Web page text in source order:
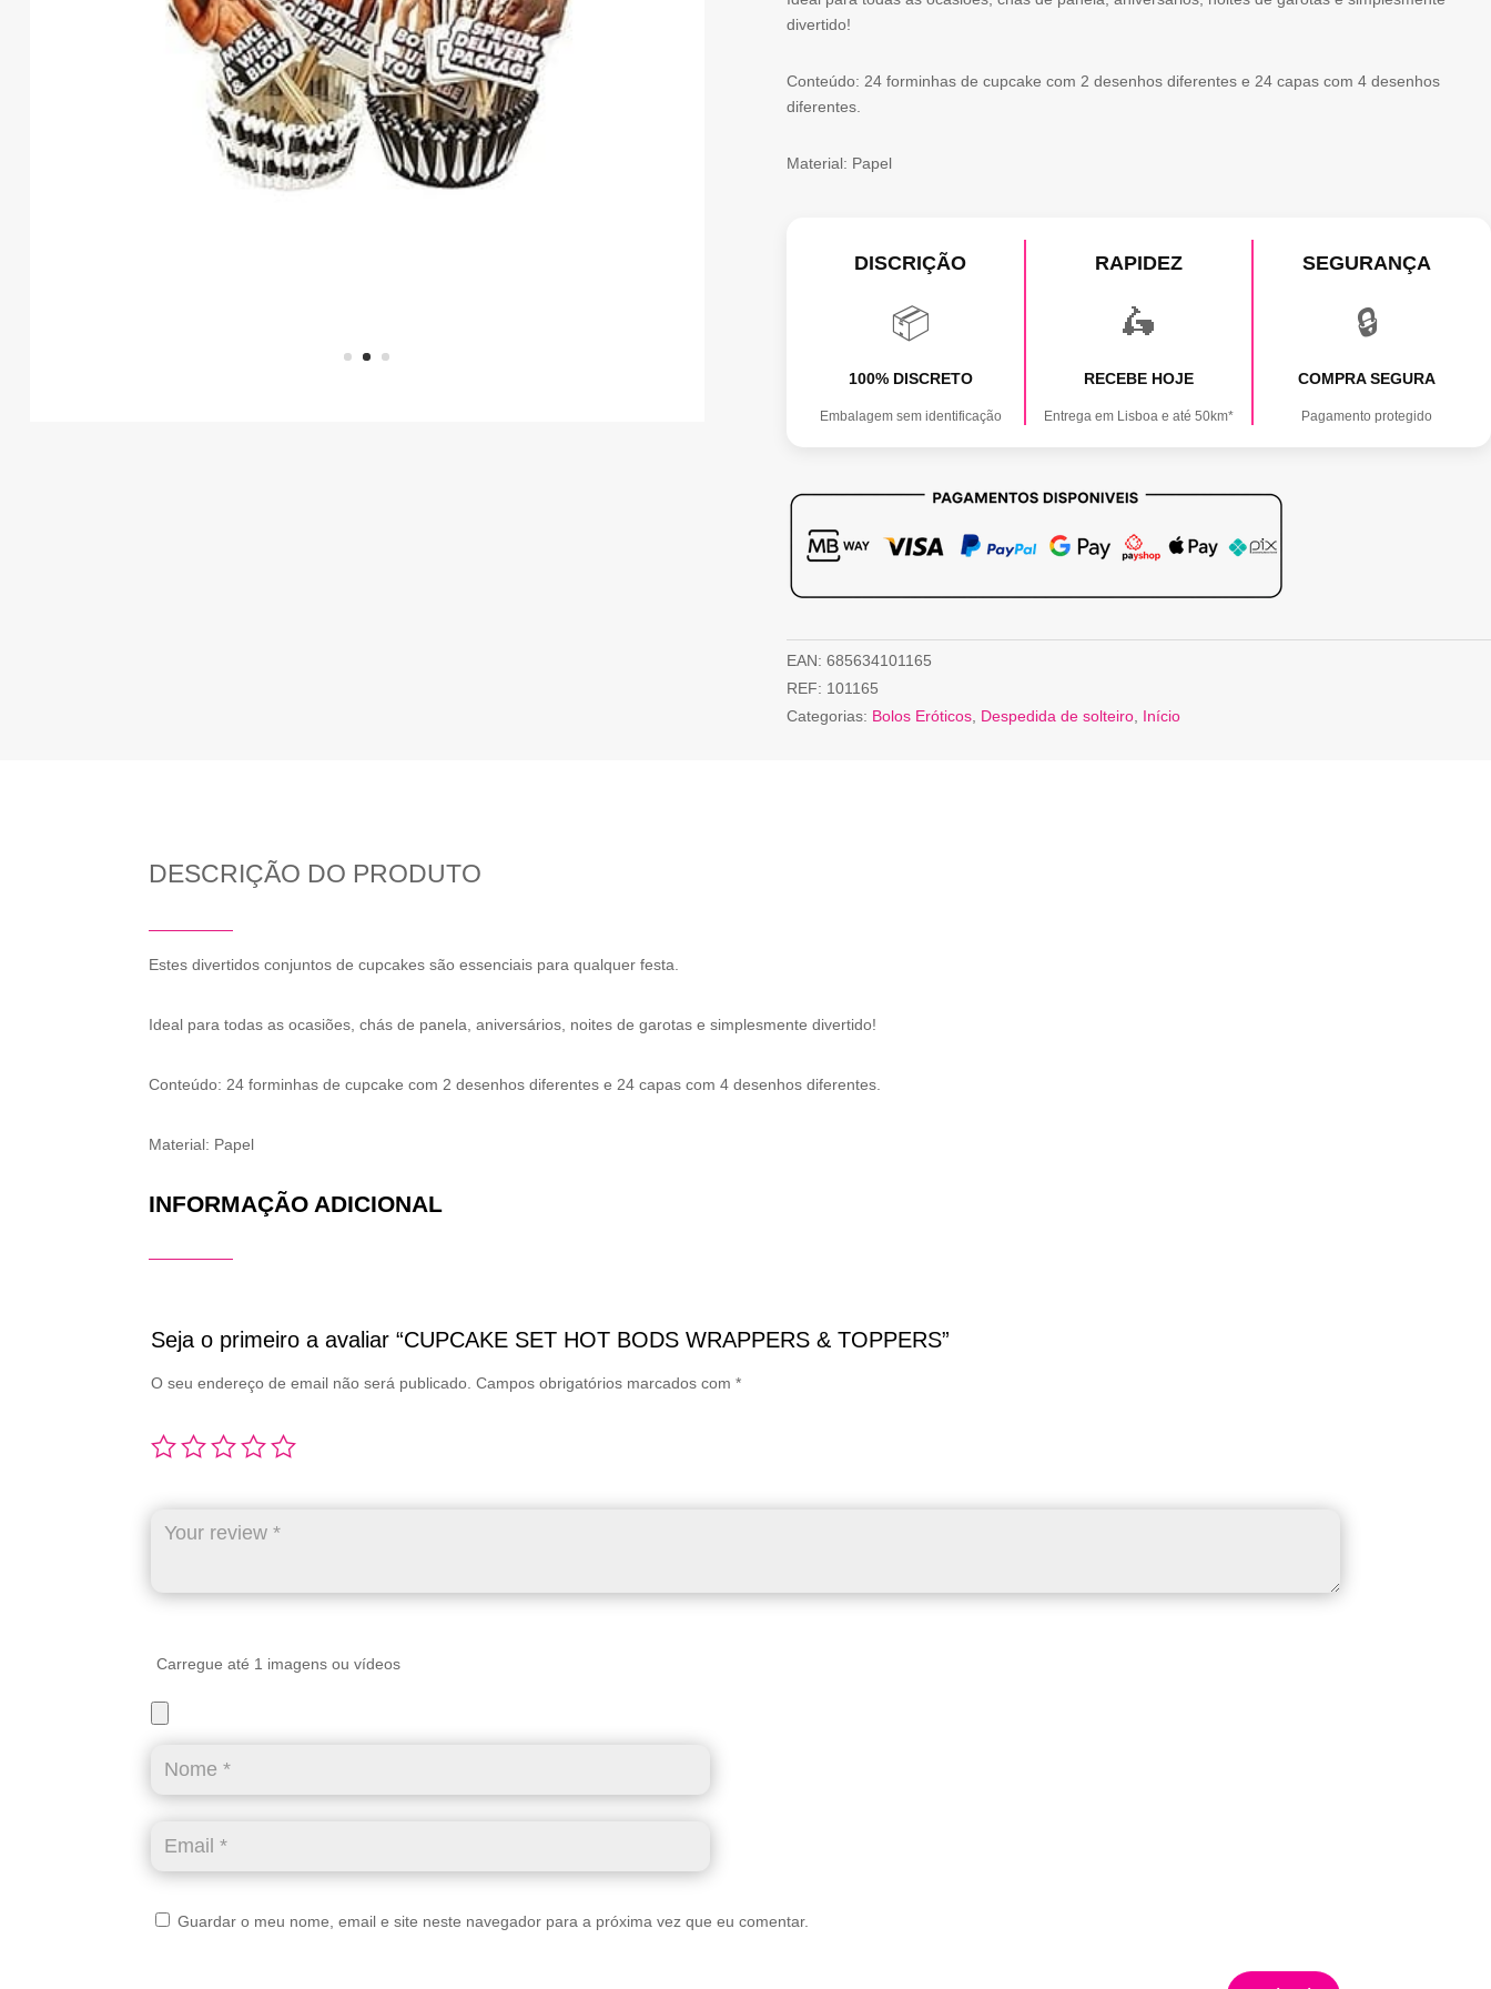
BODS
&
divertido!
Conteúdo: 24 forminhas de cupcake com 2 desenhos diferentes e 24 capas com 4 desenhos
diferentes.
Material: Papel
DISCRIÇÃO
📦
100% DISCRETO
Embalagem sem identificação
RAPIDEZ
🛵
RECEBE HOJE
Entrega em Lisboa e até 50km*
SEGURANÇA
🔒
COMPRA SEGURA
Pagamento protegido
EAN: 685634101165
REF: 101165
Categorias: Bolos Eróticos, Despedida de solteiro, Início
DESCRIÇÃO DO PRODUTO
Estes divertidos conjuntos de cupcakes são essenciais para qualquer festa.
Ideal para todas as ocasiões, chás de panela, aniversários, noites de garotas e simplesmente divertido!
Conteúdo: 24 forminhas de cupcake com 2 desenhos diferentes e 24 capas com 4 desenhos diferentes.
Material: Papel
INFORMAÇÃO ADICIONAL
Seja o primeiro a avaliar “CUPCAKE SET HOT BODS WRAPPERS & TOPPERS”
O seu endereço de email não será publicado. Campos obrigatórios marcados com*
Carregue até 1 imagens ou vídeos
Guardar o meu nome, email e site neste navegador para a próxima vez que eu comentar.